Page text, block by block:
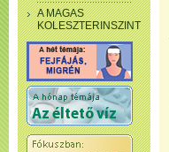
A MAGAS
KOLESZTERINSZINT